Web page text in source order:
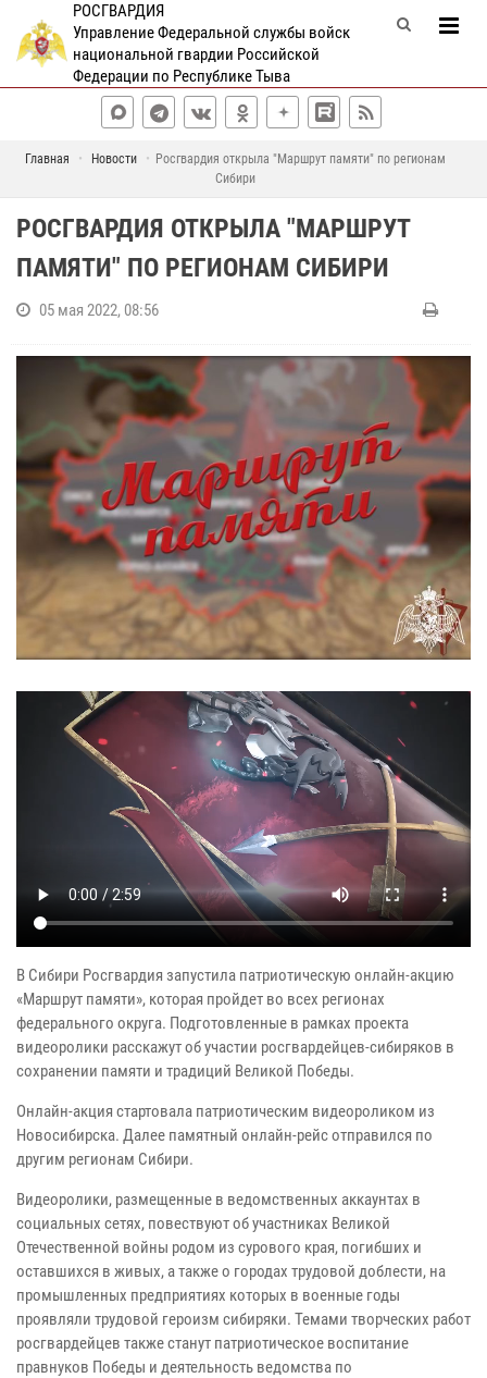
РОСГВАРДИЯ
Управление Федеральной службы войск
национальной гвардии Российской
Федерации по Республике Тыва
Главная Новости
Росгвардия открыла "Маршрут памяти" по регионам
Сибири
РОСГВАРДИЯ ОТКРЫЛА "МАРШРУТ
ПАМЯТИ" ПО РЕГИОНАМ СИБИРИ
05 мая 2022, 08:56
В Сибири Росгвардия запустила патриотическую онлайн-акцию
«Маршрут памяти», которая пройдет во всех регионах
федерального округа. Подготовленные в рамках проекта
видеоролики расскажут об участии росгвардейцев-сибиряков в
сохранении памяти и традиций Великой Победы.
Онлайн-акция стартовала патриотическим видеороликом из
Новосибирска. Далее памятный онлайн-рейс отправился по
другим регионам Сибири.
Видеоролики, размещенные в ведомственных аккаунтах в
социальных сетях, повествуют об участниках Великой
Отечественной войны родом из сурового края, погибших и
оставшихся в живых, а также о городах трудовой доблести, на
промышленных предприятиях которых в военные годы
проявляли трудовой героизм сибиряки. Темами творческих работ
росгвардейцев также станут патриотическое воспитание
правнуков Победы и деятельность ведомства по